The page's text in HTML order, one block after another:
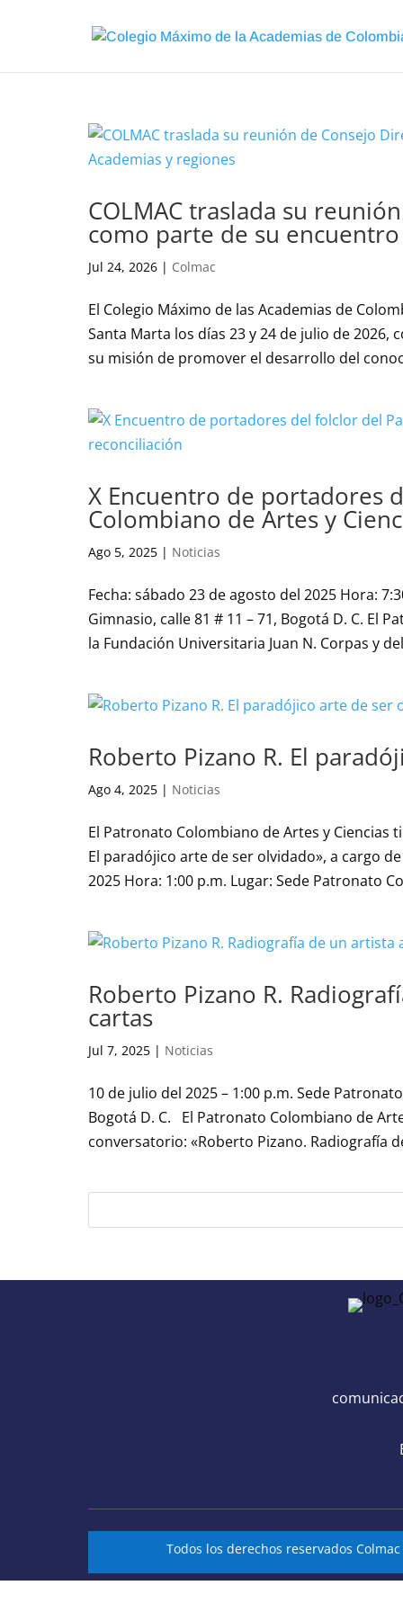
COLMAC traslada su
como parte de su
Jul 24, 2026 | Colmac
El Colegio Máximo de las Academias de
Santa Marta los días 23 y 24 de julio de
su misión de promover el desarrollo del
X Encuentro de portadores
Colombiano de Artes y
Ago 5, 2025 | Noticias
Fecha: sábado 23 de agosto del 2025 Hora:
Gimnasio, calle 81 # 11 – 71, Bogotá D. C. El
la Fundación Universitaria Juan N. Corpas y
Roberto Pizano R. El
Ago 4, 2025 | Noticias
El Patronato Colombiano de Artes y
El paradójico arte de ser olvidado», a cargo
2025 Hora: 1:00 p.m. Lugar: Sede Patronato
Roberto Pizano R.
cartas
Jul 7, 2025 | Noticias
10 de julio del 2025 – 1:00 p.m. Sede
Bogotá D. C. El Patronato Colombiano de
conversatorio: «Roberto Pizano. Radiografía
Todos los derechos reservados